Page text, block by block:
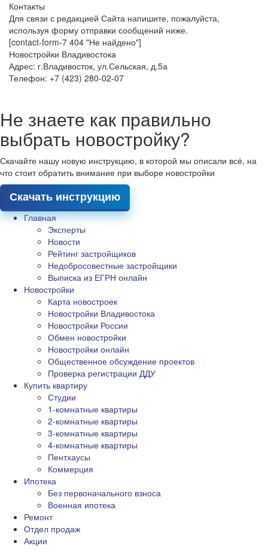
Контакты
Для связи с редакцией Сайта напишите, пожалуйста,
используя форму отправки сообщений ниже.
[contact-form-7 404 "Не найдено"]
Новостройки Владивостока
Адрес: г.Владивосток, ул.Сельская, д.5а
Телефон: +7 (423) 280-02-07
Не знаете как правильно
выбрать новостройку?
Скачайте нашу новую инструкцию, в которой мы описали всё, на
что стоит обратить внимание при выборе новостройки
Скачать инструкцию
Главная
Эксперты
Новости
Рейтинг застройщиков
Недобросовестные застройщики
Выписка из ЕГРН онлайн
Новостройки
Карта новостроек
Новостройки Владивостока
Новостройки России
Обмен новостройки
Новостройки онлайн
Общественное обсуждение проектов
Проверка регистрации ДДУ
Купить квартиру
Студии
1-комнатные квартиры
2-комнатные квартиры
3-комнатные квартиры
4-комнатные квартиры
Пентхаусы
Коммерция
Ипотека
Без первоначального взноса
Военная ипотека
Ремонт
Отдел продаж
Акции